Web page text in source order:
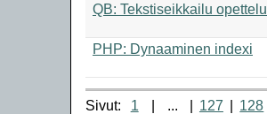
QB: Tekstiseikkailu opettelu
PHP: Dynaaminen indexi
Sivut: 1 ... 127 128